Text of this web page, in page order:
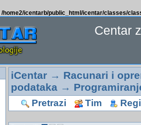
/home2/icentarb/public_html/icentar/classes/
Centar
iCentar→ Racunari i
podataka→
Pretrazi Tim